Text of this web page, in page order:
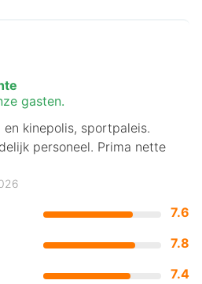
7.6
7.8
7.4
gasten.
kinepolis, sportpaleis.
personeel. Prima nette